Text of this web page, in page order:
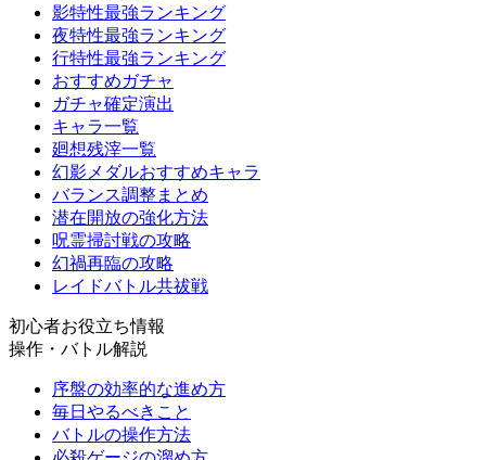
影特性最強ランキング
夜特性最強ランキング
行特性最強ランキング
おすすめガチャ
ガチャ確定演出
キャラ一覧
廻想残滓一覧
幻影メダルおすすめキャラ
バランス調整まとめ
潜在開放の強化方法
呪霊掃討戦の攻略
幻禍再臨の攻略
レイドバトル共祓戦
初心者お役立ち情報
操作・バトル解説
序盤の効率的な進め方
毎日やるべきこと
バトルの操作方法